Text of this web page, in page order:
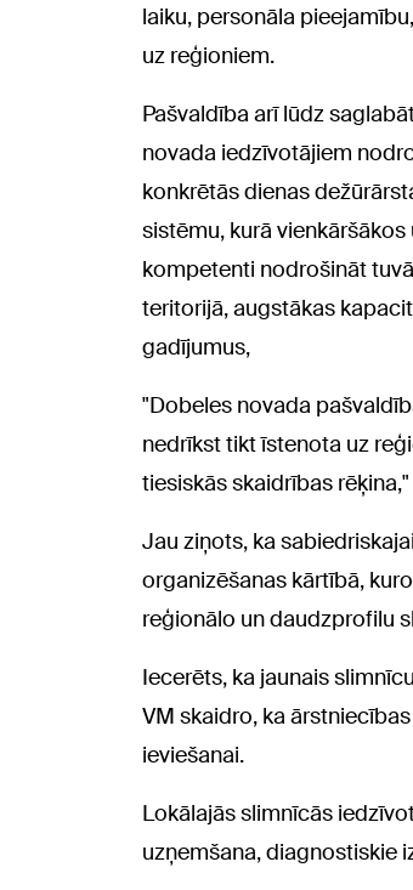
laiku, personāla
uz reģioniem.
Pašvaldība arī lūdz
novada iedzīvotājiem
konkrētās dienas
sistēmu, kurā
kompetenti nodrošināt
teritorijā, augstākas
gadījumus,
"Dobeles novada
nedrīkst tikt īstenota uz
tiesiskās skaidrības
Jau ziņots, ka
organizēšanas kārtībā,
reģionālo un daudzprofilu
Iecerēts, ka jaunais
VM skaidro, ka
ieviešanai.
Lokālajās slimnīcās
uzņemšana, diagnostiskie